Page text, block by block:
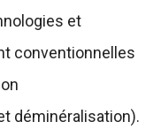
et
conventionnelles
déminéralisation).